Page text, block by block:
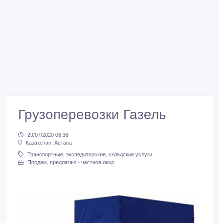
Грузоперевозки Газель
29/07/2020 08:38
Казахстан, Астана
Транспортные, экспедиторские, складские услуги
Продам, предлагаю - частное лицо